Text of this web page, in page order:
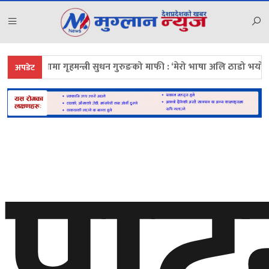
अपडेट
सभामा गृहमन्त्री सुधन गुरुङको माफी : ‘मेरो भाषा अलि ठाडो भयो, क्षमाप्रार्थी